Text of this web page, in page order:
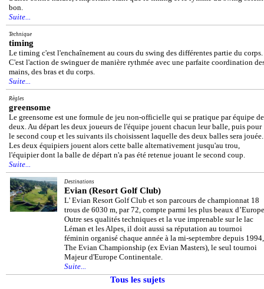
bon.
Suite...
Technique
timing
Le timing c'est l'enchaînement au cours du swing des différentes partie du corps.
C'est l'action de swinguer de manière rythmée avec une parfaite coordination
mains, des bras et du corps.
Suite...
Règles
greensome
Le greensome est une formule de jeu non-officielle qui se pratique par équipe de
deux. Au départ les deux joueurs de l'équipe jouent chacun leur balle, puis pour
le second coup et les suivants ils choisissent laquelle des deux balles sera jouée.
Les deux équipiers jouent alors cette balle alternativement jusqu'au trou,
l'équipier dont la balle de départ n'a pas été retenue jouant le second coup.
Suite...
Destinations
Evian (Resort Golf Club)
L' Evian Resort Golf Club et son parcours de championnat 18
trous de 6030 m, par 72, compte parmi les plus beaux
Outre ses qualités techniques et la vue imprenable sur le lac
Léman et les Alpes, il doit aussi sa réputation au tournoi
féminin organisé chaque année à la mi-septembre depuis 1994,
The Evian Championship (ex Evian Masters), le seul tournoi
Majeur d'Europe Continentale.
Suite...
Tous les sujets